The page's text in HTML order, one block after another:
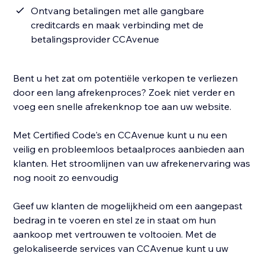
Ontvang betalingen met alle gangbare
creditcards en maak verbinding met de
betalingsprovider CCAvenue
Bent u het zat om potentiële verkopen te verliezen
door een lang afrekenproces? Zoek niet verder en
voeg een snelle afrekenknop toe aan uw website.
Met Certified Code's en CCAvenue kunt u nu een
veilig en probleemloos betaalproces aanbieden aan
klanten. Het stroomlijnen van uw afrekenervaring was
nog nooit zo eenvoudig
Geef uw klanten de mogelijkheid om een aangepast
bedrag in te voeren en stel ze in staat om hun
aankoop met vertrouwen te voltooien. Met de
gelokaliseerde services van CCAvenue kunt u uw